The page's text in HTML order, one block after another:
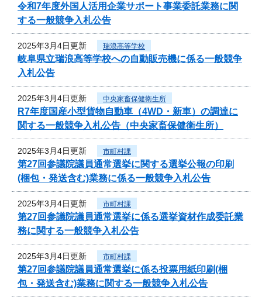
令和7年度外国人活用企業サポート事業委託業務に関
する一般競争入札公告
2025年3月4日更新 瑞浪高等学校
岐阜県立瑞浪高等学校への自動販売機に係る一般競争
入札公告
2025年3月4日更新 中央家畜保健衛生所
R7年度国産小型貨物自動車（4WD・新車）の調達に
関する一般競争入札公告（中央家畜保健衛生所）
2025年3月4日更新 市町村課
第27回参議院議員通常選挙に関する選挙公報の印刷
(梱包・発送含む)業務に係る一般競争入札公告
2025年3月4日更新 市町村課
第27回参議院議員通常選挙に係る選挙資材作成委託業
務に関する一般競争入札公告
2025年3月4日更新 市町村課
第27回参議院議員通常選挙に係る投票用紙印刷(梱
包・発送含む)業務に関する一般競争入札公告